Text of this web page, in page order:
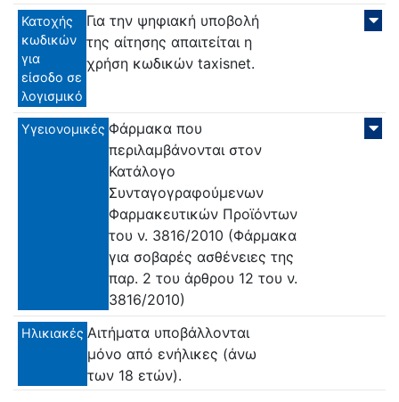
Κατοχής
κωδικών
για
είσοδο σε
λογισμικό
Για την ψηφιακή υποβολή
της αίτησης απαιτείται η
χρήση κωδικών taxisnet.
Υγειονομικές Φάρμακα που
περιλαμβάνονται στον
Κατάλογο
Συνταγογραφούμενων
Φαρμακευτικών Προϊόντων
του ν. 3816/2010 (Φάρμακα
για σοβαρές ασθένειες της
παρ. 2 του άρθρου 12 του ν.
3816/2010)
Ηλικιακές Αιτήματα υποβάλλονται
μόνο από ενήλικες (άνω
των 18 ετών).